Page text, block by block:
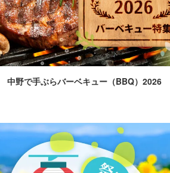
中野で手ぶらバーベキュー（BBQ）2026